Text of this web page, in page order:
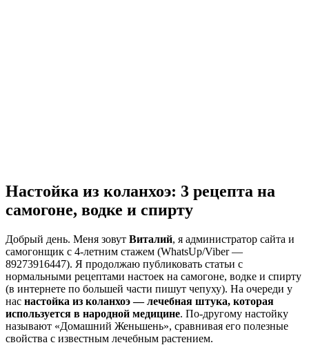
Настойка из коланхоэ: 3 рецепта на
самогоне, водке и спирту
Добрый день. Меня зовут Виталий, я администратор сайта и
самогонщик с 4-летним стажем (WhatsUp/Viber —
89273916447). Я продолжаю публиковать статьи с
нормальными рецептами настоек на самогоне, водке и спирту
(в интернете по большей части пишут чепуху). На очереди у
нас настойка из коланхоэ — лечебная штука, которая
используется в народной медицине. По-другому настойку
называют «Домашний Женьшень», сравнивая его полезные
свойства с известным лечебным растением.